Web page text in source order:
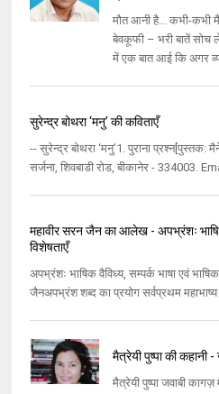
मौत आनी है... कभी-कभी
बेवकूफी – भरी बातें सोच
में एक बात आई कि अगर
सुरेन्द्र बोथरा ‘मनु’ की कविताएँ
-- सुरेन्द्र बोथरा ‘मनु’1. पुराना प्रश्न[पुस्तक:
सर्जना, शिवबाडी रोड, बीकानेर - 334003.
महावीर सरन जैन का आलेख - अपभ्रंशः
विशेषताएँ
अपभ्रंशः भाषिक वैविध्य, सम्पर्क भाषा एवं
जैनअपभ्रंश शब्द का प्रयोग सर्वप्रथम महाभाष्य
मैत्रेयी पुष्पा की कहानी
मैत्रेयी पुष्‍पा जवाबी कागज़